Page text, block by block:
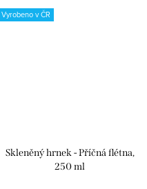
dejte svým hudebním chvilkám...
Vyrobeno v ČR
Skleněný hrnek - Příčná flétna,
250 ml